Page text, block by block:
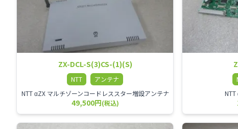
ZX-DCL-S(3)CS-(1)(S)
NTT
アンテナ
NTT αZX マルチゾーンコードレススター増設アンテナ
49,500円(税込)
NTT